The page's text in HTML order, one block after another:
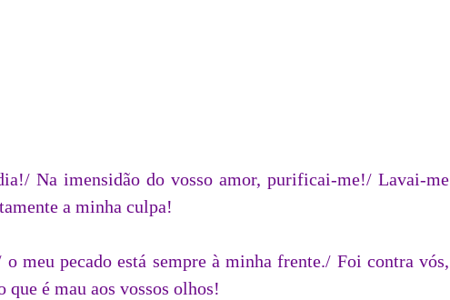
Na imensidão do vosso amor, purificai-me!/ Lavai-me
a minha culpa!
meu pecado está sempre à minha frente./ Foi contra vós,
é mau aos vossos olhos!